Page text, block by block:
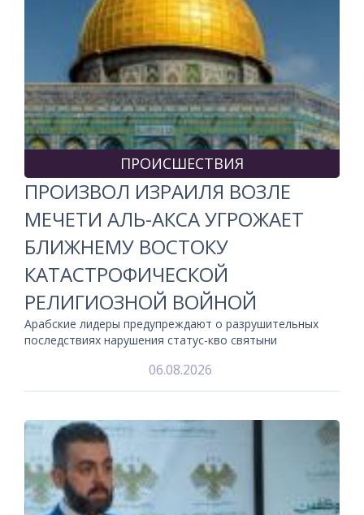
ПРОИСШЕСТВИЯ
ПРОИЗВОЛ ИЗРАИЛЯ ВОЗЛЕ
МЕЧЕТИ АЛЬ-АКСА УГРОЖАЕТ
БЛИЖНЕМУ ВОСТОКУ
КАТАСТРОФИЧЕСКОЙ
РЕЛИГИОЗНОЙ ВОЙНОЙ
Арабские лидеры предупреждают о разрушительных
последствиях нарушения статус-кво святыни
06.08.2026